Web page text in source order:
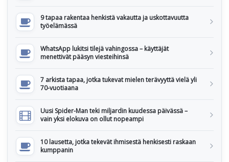
9 tapaa rakentaa henkistä vakautta ja uskottavuutta
työelämässä
WhatsApp lukitsi tilejä vahingossa – käyttäjät
menettivät pääsyn viesteihinsä
7 arkista tapaa, jotka tukevat mielen terävyyttä vielä yli
70-vuotiaana
Uusi Spider-Man teki miljardin kuudessa päivässä –
vain yksi elokuva on ollut nopeampi
10 lausetta, jotka tekevät ihmisestä henkisesti raskaan
kumppanin